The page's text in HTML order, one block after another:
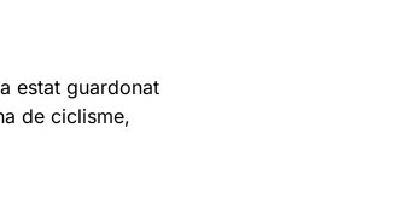
estat guardonat
de ciclisme,